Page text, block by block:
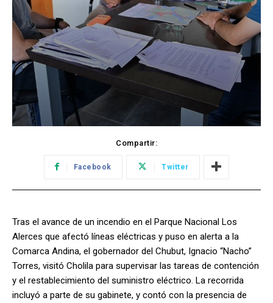
Compartir:
Facebook Twitter
Tras el avance de un incendio en el Parque Nacional Los
Alerces que afectó líneas eléctricas y puso en alerta a la
Comarca Andina, el gobernador del Chubut, Ignacio “Nacho”
Torres, visitó Cholila para supervisar las tareas de contención
y el restablecimiento del suministro eléctrico. La recorrida
incluyó a parte de su gabinete, y contó con la presencia de